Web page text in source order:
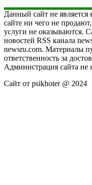
Данный сайт не
сайте ни чего не
услуги не оказываются.
новостей RSS канала
newsru.com. Материалы
ответственность за
Администрация сайта не
Сайт от psikhoter @ 2024